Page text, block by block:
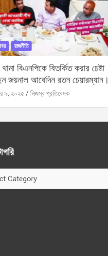
রাজনীতি
বিএনপিকে বিতর্কিত করার চেষ্টা
জয়নাল আবেদিন রতন চেয়ারম্যান।
৯, ২০২৫ নিজস্ব প্রতিবেদক